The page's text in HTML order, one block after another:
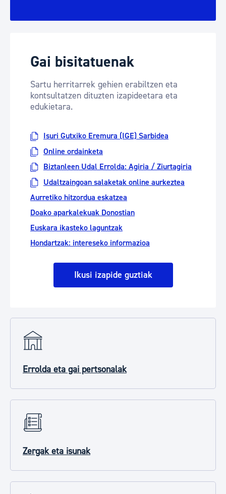
Gai bisitatuenak
Sartu herritarrek gehien erabiltzen eta
kontsultatzen dituzten izapideetara eta
edukietara.
Isuri Gutxiko Eremura (IGE) Sarbidea
Online ordainketa
Biztanleen Udal Errolda: Agiria / Ziurtagiria
Udaltzaingoan salaketak online aurkeztea
Aurretiko hitzordua eskatzea
Doako aparkalekuak Donostian
Euskara ikasteko laguntzak
Hondartzak: intereseko informazioa
Ikusi izapide guztiak
Errolda eta gai pertsonalak
Zergak eta isunak